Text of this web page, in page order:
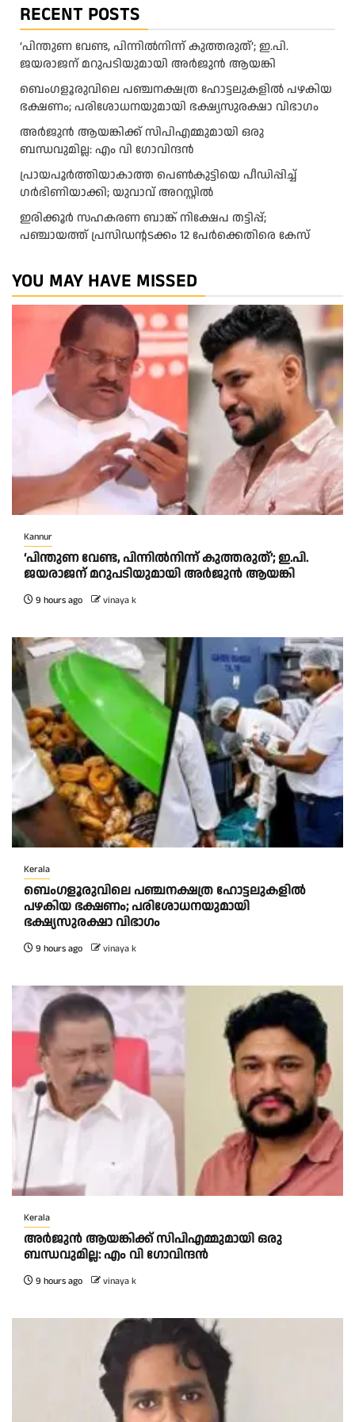
RECENT POSTS
‘പിന്തുണ വേണ്ട, പിന്നിൽനിന്ന് കുത്തരുത്’; ഇ.പി.
ജയരാജന് മറുപടിയുമായി അർജുൻ ആയങ്കി
ബെംഗളൂരുവിലെ പഞ്ചനക്ഷത്ര ഹോട്ടലുകളിൽ പഴകിയ
ഭക്ഷണം; പരിശോധനയുമായി ഭക്ഷ്യസുരക്ഷാ വിഭാഗം
അര്‍ജുന്‍ ആയങ്കിക്ക് സിപിഎമ്മുമായി ഒരു
ബന്ധവുമില്ല: എം വി ഗോവിന്ദന്‍
പ്രായപൂർത്തിയാകാത്ത പെൺകുട്ടിയെ പീഡിപ്പിച്ച്
ഗർഭിണിയാക്കി; യുവാവ് അറസ്റ്റിൽ
ഇരിക്കൂർ സഹകരണ ബാങ്ക് നിക്ഷേപ തട്ടിപ്പ്;
പഞ്ചായത്ത് പ്രസിഡൻ്റടക്കം 12 പേർക്കെതിരെ കേസ്
YOU MAY HAVE MISSED
Kannur
‘പിന്തുണ വേണ്ട, പിന്നിൽനിന്ന് കുത്തരുത്’; ഇ.പി.
ജയരാജന് മറുപടിയുമായി അർജുൻ ആയങ്കി
9 hours ago vinaya k
Kerala
ബെംഗളൂരുവിലെ പഞ്ചനക്ഷത്ര ഹോട്ടലുകളിൽ
പഴകിയ ഭക്ഷണം; പരിശോധനയുമായി
ഭക്ഷ്യസുരക്ഷാ വിഭാഗം
9 hours ago vinaya k
Kerala
അര്‍ജുന്‍ ആയങ്കിക്ക് സിപിഎമ്മുമായി ഒരു
ബന്ധവുമില്ല: എം വി ഗോവിന്ദന്‍
9 hours ago vinaya k